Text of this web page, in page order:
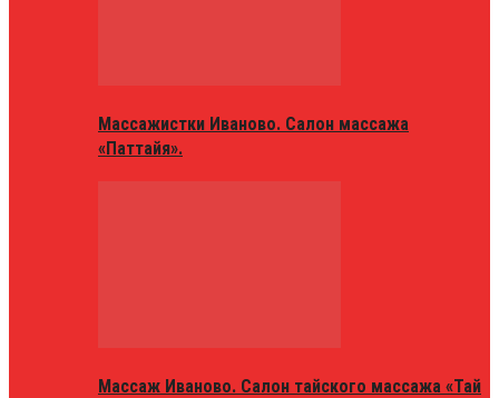
Массажистки Иваново. Салон массажа
«Паттайя».
Массаж Иваново. Салон тайского массажа «Тай